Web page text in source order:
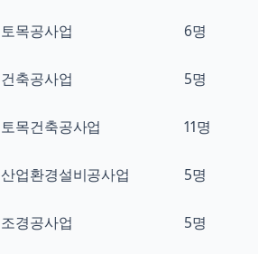
토목공사업 6명
건축공사업 5명
토목건축공사업 11명
산업환경설비공사업 5명
조경공사업 5명